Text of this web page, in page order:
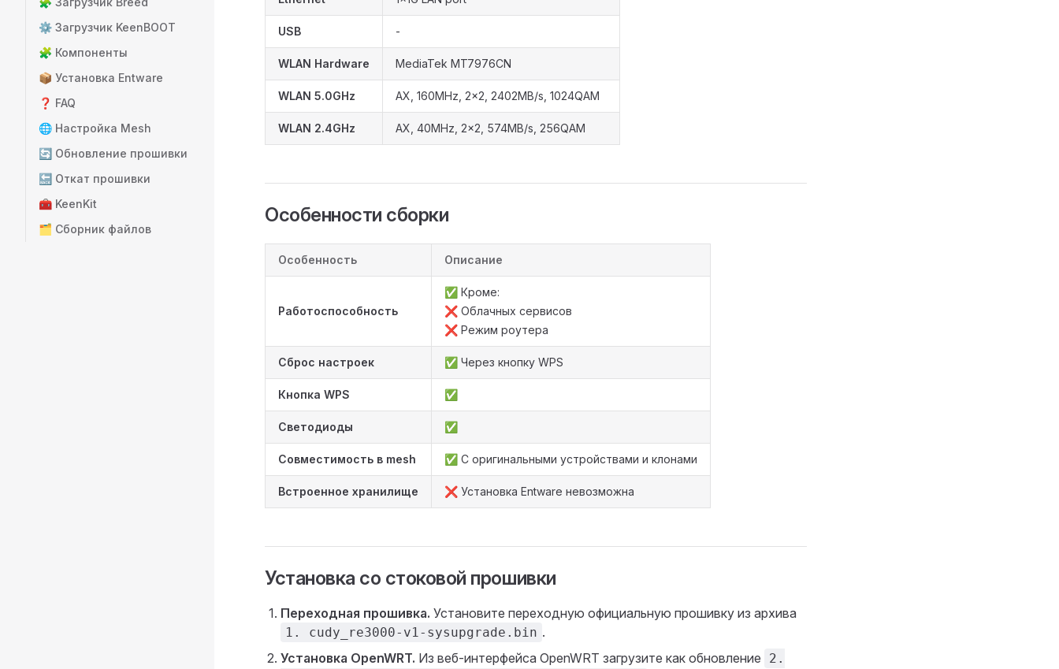
⚙️ Загрузчик KeenBOOT
🧩 Компоненты
📦 Установка Entware
❓ FAQ
🌐 Настройка Mesh
🔄 Обновление прошивки
🔙 Откат прошивки
🧰 KeenKit
🗂️ Сборник файлов
USB -
WLAN Hardware MediaTek MT7976CN
WLAN 5.0GHz AX, 160MHz, 2x2, 2402MB/s, 1024QAM
WLAN 2.4GHz AX, 40MHz, 2x2, 574MB/s, 256QAM
Особенности сборки
Особенность Описание
Работоспособность
✅ Кроме:
❌ Облачных сервисов
❌ Режим роутера
Сброс настроек ✅ Через кнопку WPS
Кнопка WPS ✅
Светодиоды ✅
Совместимость в mesh ✅ С оригинальными устройствами и клонами
Встроенное хранилище ❌ Установка Entware невозможна
Установка со стоковой прошивки
Переходная прошивка. Установите переходную официальную прошивку из архива
1. cudy_re3000-v1-sysupgrade.bin .
Установка OpenWRT. Из веб-интерфейса OpenWRT загрузите как обновление
2.